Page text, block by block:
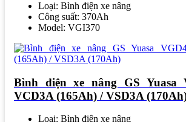
Loại: Bình điện xe nâng
Công suất: 370Ah
Model: VGI370
Bình điện xe nâng GS Yuasa
VCD3A (165Ah) / VSD3A
Loại: Bình điện xe nâng